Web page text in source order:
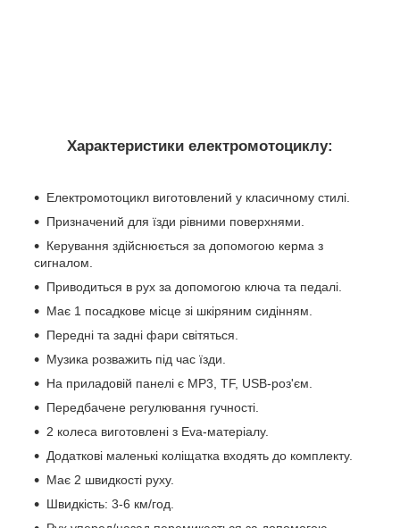
Характеристики електромотоциклу:
Електромотоцикл виготовлений у класичному стилі.
Призначений для їзди рівними поверхнями.
Керування здійснюється за допомогою керма з
сигналом.
Приводиться в рух за допомогою ключа та педалі.
Має 1 посадкове місце зі шкіряним сидінням.
Передні та задні фари світяться.
Музика розважить під час їзди.
На приладовій панелі є MP3, TF, USB-роз'єм.
Передбачене регулювання гучності.
2 колеса виготовлені з Eva-матеріалу.
Додаткові маленькі коліщатка входять до комплекту.
Має 2 швидкості руху.
Швидкість: 3-6 км/год.